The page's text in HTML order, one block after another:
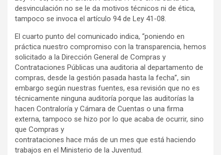
desvinculación no se le da motivos técnicos ni de ética,
tampoco se invoca el artículo 94 de Ley 41-08.
El cuarto punto del comunicado indica, “poniendo en
práctica nuestro compromiso con la transparencia, hemos
solicitado a la Dirección General de Compras y
Contrataciones Públicas una auditoria al departamento de
compras, desde la gestión pasada hasta la fecha”, sin
embargo según nuestras fuentes, esa revisión que no es
técnicamente ninguna auditoría porque las auditorías la
hacen Contraloría y Cámara de Cuentas o una firma
externa, tampoco se hizo por lo que acaba de ocurrir, sino
que Compras y
contrataciones hace más de un mes que está haciendo
trabajos en el Ministerio de la Juventud.